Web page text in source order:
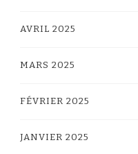
AVRIL 2025
MARS 2025
FÉVRIER 2025
JANVIER 2025